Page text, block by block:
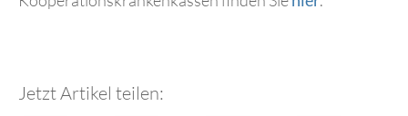
Jetzt Artikel teilen: